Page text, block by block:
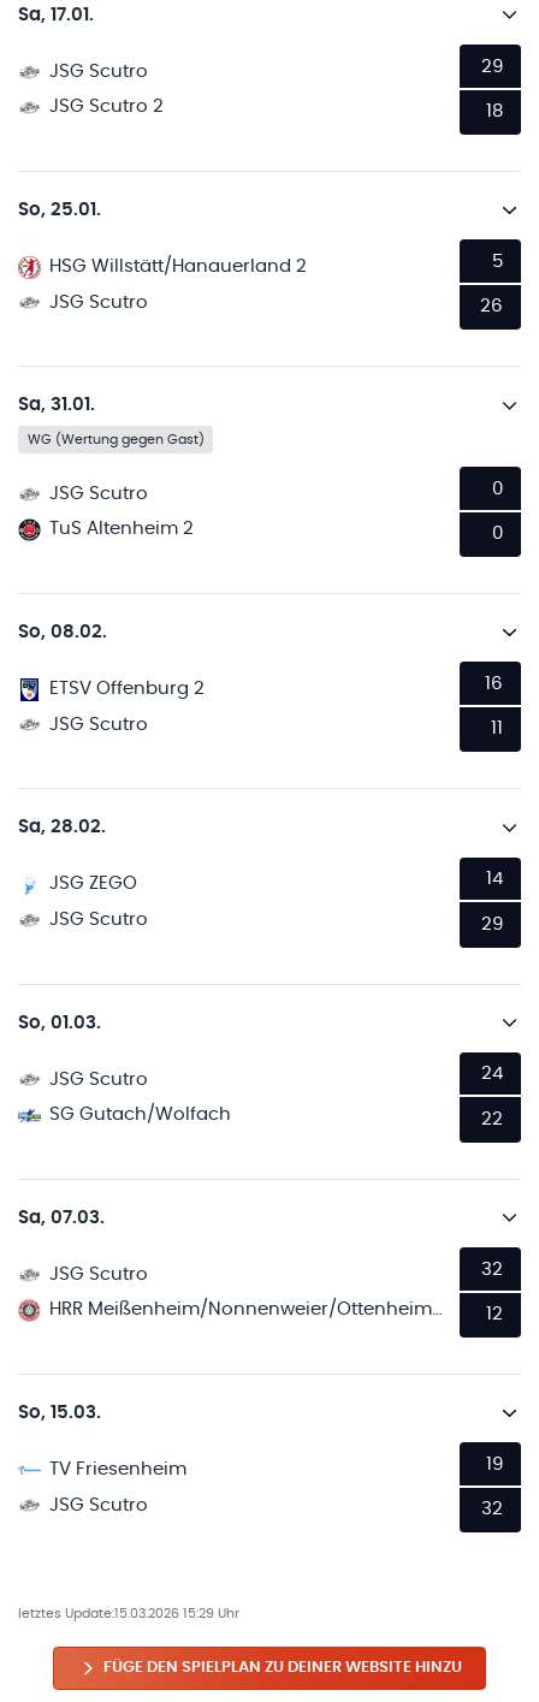
Sa, 17.01.
JSG Scutro
JSG Scutro 2
29
18
So, 25.01.
HSG Willstätt/Hanauerland 2
JSG Scutro
5
26
Sa, 31.01.
WG (Wertung gegen Gast)
JSG Scutro
TuS Altenheim 2
0
0
So, 08.02.
ETSV Offenburg 2
JSG Scutro
16
Sa, 28.02.
JSG ZEGO
JSG Scutro
14
29
So, 01.03.
JSG Scutro
SG Gutach/Wolfach
24
22
Sa, 07.03.
JSG Scutro
HRR Meißenheim/Nonnenweier/Ottenheim 2
32
12
So, 15.03.
TV Friesenheim
JSG Scutro
19
32
letztes Update: 15.03.2026 15:29 Uhr
FÜGE DEN SPIELPLAN ZU DEINER WEBSITE HINZU